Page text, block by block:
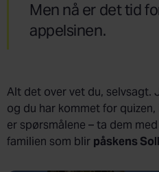
Men nå er det tid
appelsinen.
Alt det over vet du, selvsagt.
og du har kommet for
er spørsmålene – ta dem
familien som blir påskens